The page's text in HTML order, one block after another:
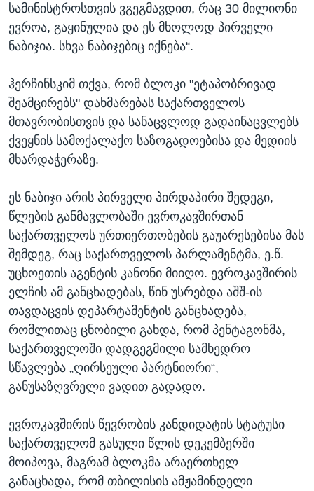
სამინისტროსთვის ვგეგმავდით, რაც 30 მილიონი
ევროა, გაყინულია და ეს მხოლოდ პირველი
ნაბიჯია. სხვა ნაბიჯებიც იქნება“.
ჰერჩინსკიმ თქვა, რომ ბლოკი "ეტაპობრივად
შეამცირებს" დახმარებას საქართველოს
მთავრობისთვის და სანაცვლოდ გადაინაცვლებს
ქვეყნის სამოქალაქო საზოგადოებისა და მედიის
მხარდაჭერაზე.
ეს ნაბიჯი არის პირველი პირდაპირი შედეგი,
წლების განმავლობაში ევროკავშირთან
საქართველოს ურთიერთობების გაუარესებისა მას
შემდეგ, რაც საქართველოს პარლამენტმა, ე.წ.
უცხოეთის აგენტის კანონი მიიღო. ევროკავშირის
ელჩის ამ განცხადებას, წინ უსრებდა აშშ-ის
თავდაცვის დეპარტამენტის განცხადება,
რომლითაც ცნობილი გახდა, რომ პენტაგონმა,
საქართველოში დადგეგმილი სამხედრო
სწავლება „ღირსეული პარტნიორი“,
განუსაზღვრელი ვადით გადადო.
ევროკავშირის წევრობის კანდიდატის სტატუსი
საქართველომ გასული წლის დეკემბერში
მოიპოვა, მაგრამ ბლოკმა არაერთხელ
განაცხადა, რომ თბილისის ამჟამინდელი